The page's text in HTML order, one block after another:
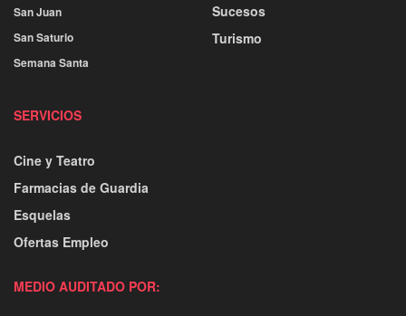
San Juan
San Saturio
Semana Santa
Sucesos
Turismo
SERVICIOS
Cine y Teatro
Farmacias de Guardia
Esquelas
Ofertas Empleo
MEDIO AUDITADO POR: